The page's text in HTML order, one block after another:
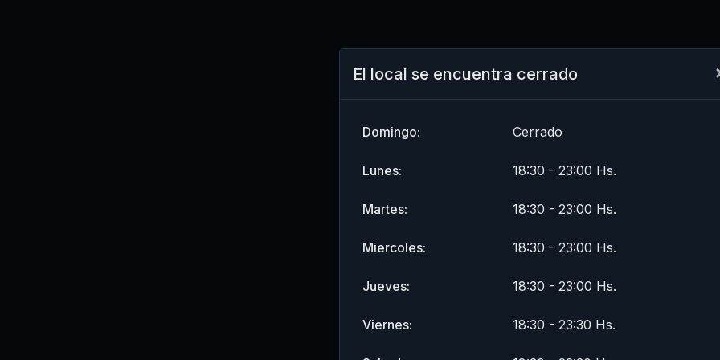
El local se encuentra cerrado
Domingo: Cerrado
Lunes: 18:30 - 23:00 Hs.
Martes: 18:30 - 23:00 Hs.
Miercoles: 18:30 - 23:00 Hs.
Jueves: 18:30 - 23:00 Hs.
Viernes: 18:30 - 23:30 Hs.